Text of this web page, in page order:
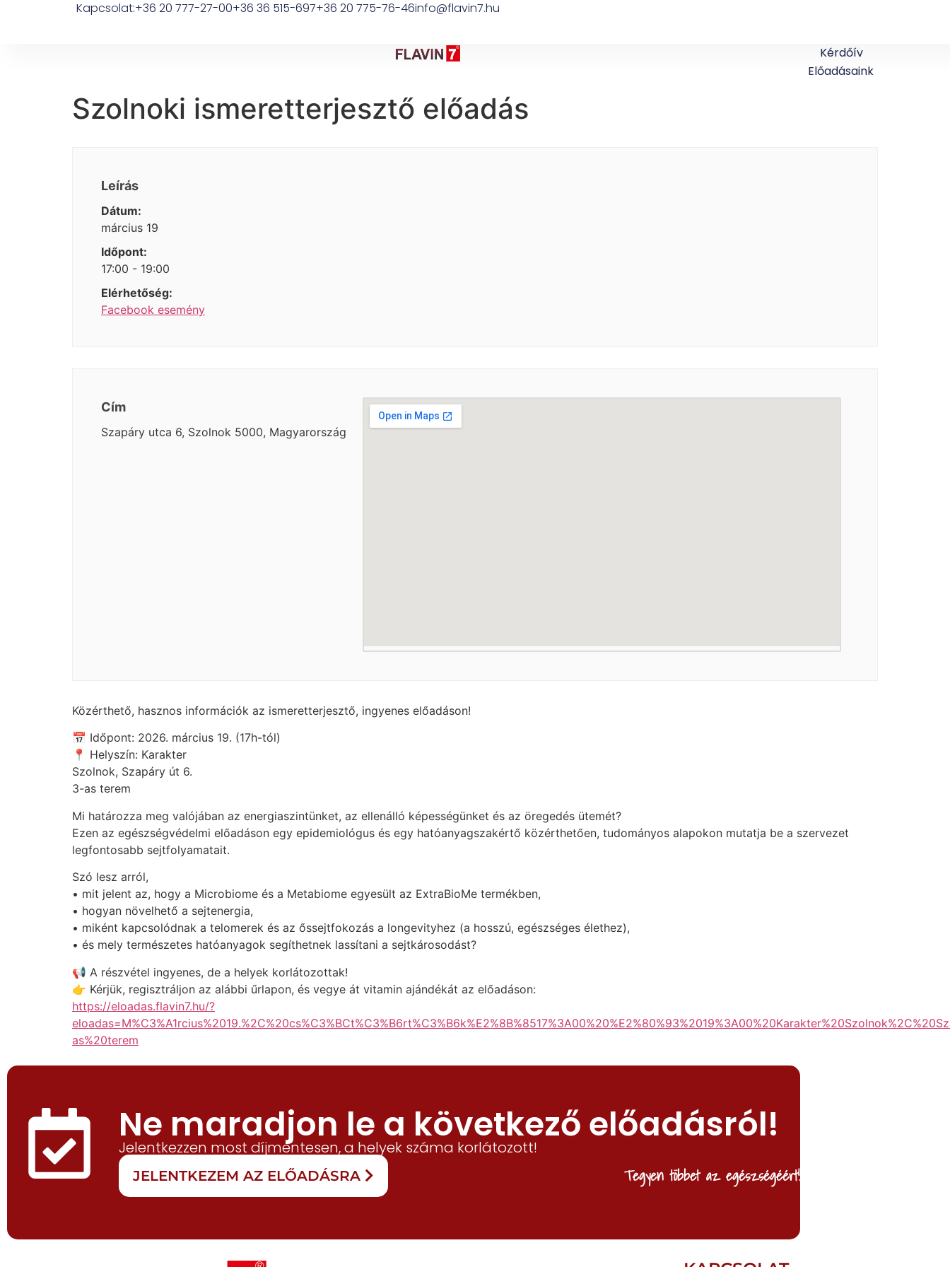
Kapcsolat:+36 20 777-27-00+36 36 515-697+36 20 775-76-46info@flavin7.hu
Kérdőív
Előadásaink
Szolnoki ismeretterjesztő előadás
Leírás
Dátum:
március 19
Időpont:
17:00 - 19:00
Elérhetőség:
Facebook esemény
Cím
Szapáry utca 6, Szolnok 5000, Magyarország
Közérthető, hasznos információk az ismeretterjesztő, ingyenes előadáson!
📅 Időpont: 2026. március 19. (17h-tól)
📍 Helyszín: Karakter
Szolnok, Szapáry út 6.
3-as terem
Mi határozza meg valójában az energiaszintünket, az ellenálló képességünket és az öregedés ütemét?
Ezen az egészségvédelmi előadáson egy epidemiológus és egy hatóanyagszakértő közérthetően, tudományos alapokon mutatja be a szervezet
legfontosabb sejtfolyamatait.
Szó lesz arról,
• mit jelent az, hogy a Microbiome és a Metabiome egyesült az ExtraBioMe termékben,
• hogyan növelhető a sejtenergia,
• miként kapcsolódnak a telomerek és az őssejtfokozás a longevityhez (a hosszú, egészséges élethez),
• és mely természetes hatóanyagok segíthetnek lassítani a sejtkárosodást?
📢 A részvétel ingyenes, de a helyek korlátozottak!
👉 Kérjük, regisztráljon az alábbi űrlapon, és vegye át vitamin ajándékát az előadáson:
https://eloadas.flavin7.hu/?
as%20terem
Tegyen többet az egészségéért!
Ne maradjon le a következő előadásról!
Jelentkezzen most díjmentesen, a helyek száma korlátozott!
JELENTKEZEM AZ ELŐADÁSRA